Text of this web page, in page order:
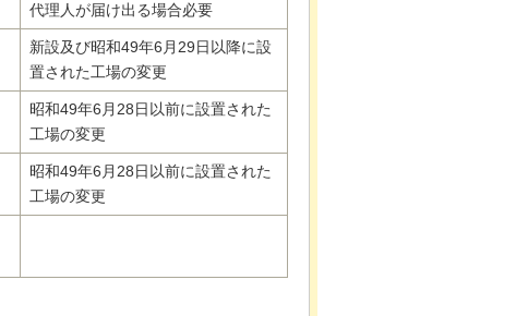
代理人が届け出る場合必要
新設及び昭和49年6月29日以降に設
置された工場の変更
昭和49年6月28日以前に設置された
工場の変更
昭和49年6月28日以前に設置された
工場の変更